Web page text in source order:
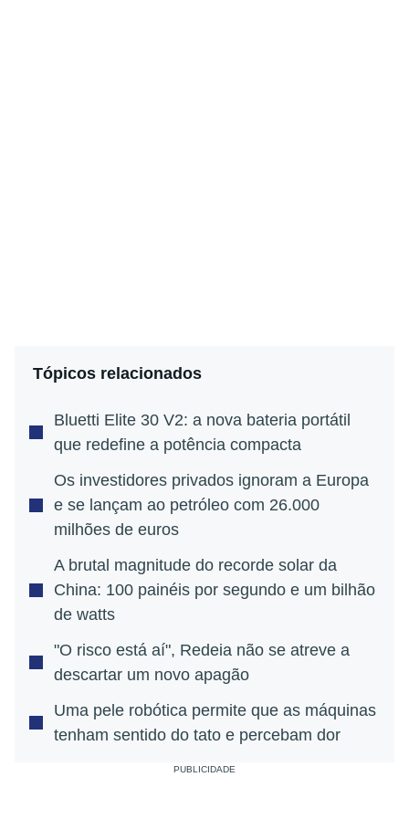
Tópicos relacionados
Bluetti Elite 30 V2: a nova bateria portátil
que redefine a potência compacta
Os investidores privados ignoram a Europa
e se lançam ao petróleo com 26.000
milhões de euros
A brutal magnitude do recorde solar da
China: 100 painéis por segundo e um bilhão
de watts
"O risco está aí", Redeia não se atreve a
descartar um novo apagão
Uma pele robótica permite que as máquinas
tenham sentido do tato e percebam dor